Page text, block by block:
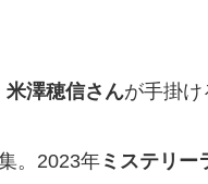
米澤穂信さんが手掛け
。2023年 ミステリー